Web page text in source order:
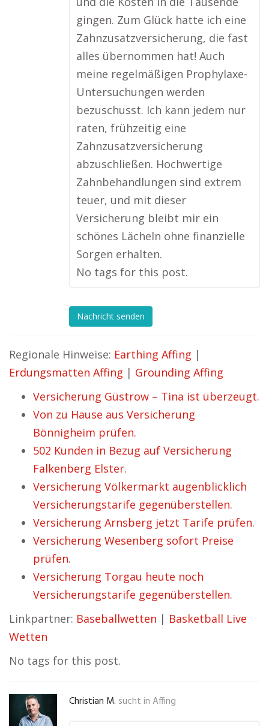
gingen. Zum Glück hatte ich eine
Zahnzusatzversicherung, die fast
alles übernommen hat! Auch
meine regelmäßigen Prophylaxe-
Untersuchungen werden
bezuschusst. Ich kann jedem nur
raten, frühzeitig eine
Zahnzusatzversicherung
abzuschließen. Hochwertige
Zahnbehandlungen sind extrem
teuer, und mit dieser
Versicherung bleibt mir ein
schönes Lächeln ohne finanzielle
Sorgen erhalten.
No tags for this post.
Nachricht senden
Regionale Hinweise: Earthing Affing |
Erdungsmatten Affing | Grounding Affing
Versicherung Güstrow – Tina ist überzeugt.
Von zu Hause aus Versicherung
Bönnigheim prüfen.
502 Kunden in Bezug auf Versicherung
Falkenberg Elster.
Versicherung Völkermarkt augenblicklich
Versicherungstarife gegenüberstellen.
Versicherung Arnsberg jetzt Tarife prüfen.
Versicherung Wesenberg sofort Preise
prüfen.
Versicherung Torgau heute noch
Versicherungstarife gegenüberstellen.
Linkpartner: Baseballwetten | Basketball Live
Wetten
No tags for this post.
Christian M. sucht in Affing